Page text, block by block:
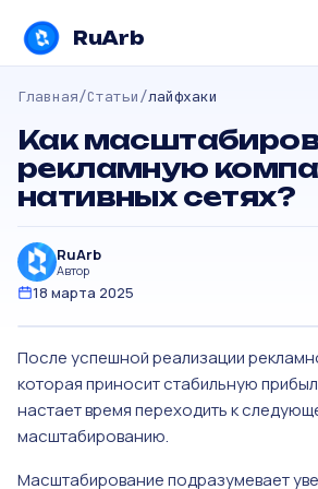
RuArb
Главная/Статьи/лайфхаки
Как
рекламную
нативных сетях?
RuArb
Автор
18 марта 2025
После успешной реализации
которая приносит стабильную
настает время переходить к
масштабированию.
Масштабирование подразумевает